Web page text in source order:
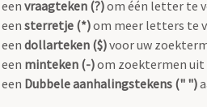
vraagteken (?)om één letter te
sterretje (*)om meer letters te
dollarteken ($)voor uw
minteken (-)om zoektermen
Dubbele aanhalingstekens (" ")